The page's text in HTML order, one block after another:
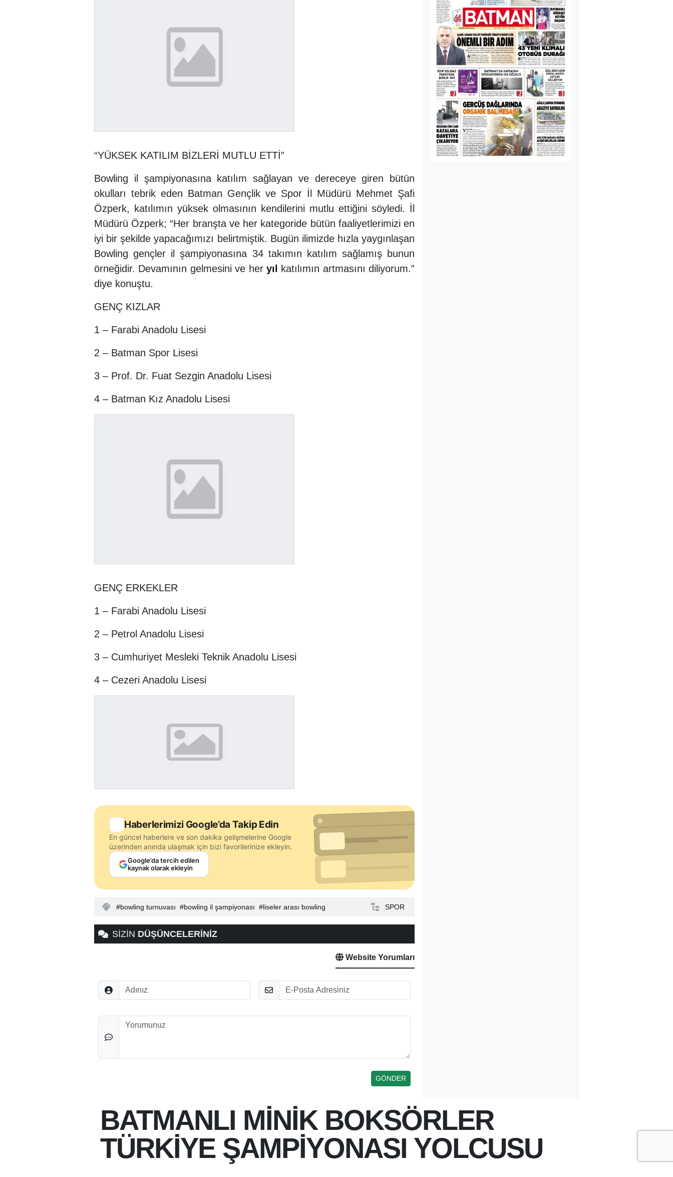
“YÜKSEK KATILIM BİZLERİ MUTLU ETTİ”
Bowling il şampiyonasına katılım sağlayan ve dereceye giren bütün
okulları tebrik eden Batman Gençlik ve Spor İl Müdürü Mehmet Şafi
Özperk, katılımın yüksek olmasının kendilerini mutlu ettiğini söyledi. İl
Müdürü Özperk; “Her branşta ve her kategoride bütün faaliyetlerimizi en
iyi bir şekilde yapacağımızı belirtmiştik. Bugün ilimizde hızla yaygınlaşan
Bowling gençler il şampiyonasına 34 takımın katılım sağlamış bunun
örneğidir. Devamının gelmesini ve her yıl
katılımın artmasını diliyorum.”
diye konuştu.
GENÇ KIZLAR
1 – Farabi Anadolu Lisesi
2 – Batman Spor Lisesi
3 – Prof. Dr. Fuat Sezgin Anadolu Lisesi
4 – Batman Kız Anadolu Lisesi
GENÇ ERKEKLER
1 – Farabi Anadolu Lisesi
2 – Petrol Anadolu Lisesi
3 – Cumhuriyet Mesleki Teknik Anadolu Lisesi
4 – Cezeri Anadolu Lisesi
Haberlerimizi Google’da Takip Edin
En güncel haberlere ve son dakika gelişmelerine Google
üzerinden anında ulaşmak için bizi favorilerinize ekleyin.
Google’da tercih edilen
kaynak olarak ekleyin
bowling turnuvası bowling il şampiyonası liseler arası bowling SPOR
SİZİN DÜŞÜNCELERİNİZ
Website Yorumları
Adınız E-Posta
Düşünceleriniz
BATMANLI MİNİK BOKSÖRLER
TÜRKİYE ŞAMPİYONASI YOLCUSU